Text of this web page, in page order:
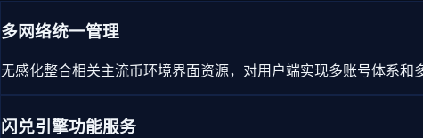
多网络统一管理
无感化整合相关主流币环境界面资源，对用户端实现多账号体系和
闪兑引擎功能服务